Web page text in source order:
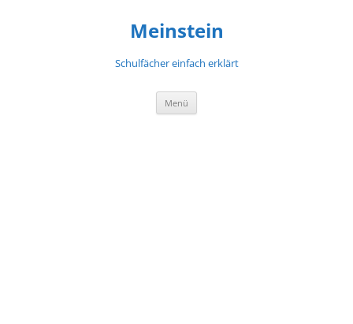
Meinstein
Schulfächer einfach erklärt
Menü